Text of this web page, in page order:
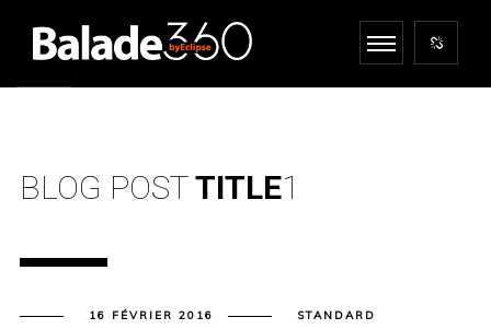
BLOG POSTTITLE1
16 FÉVRIER 2016
STANDARD